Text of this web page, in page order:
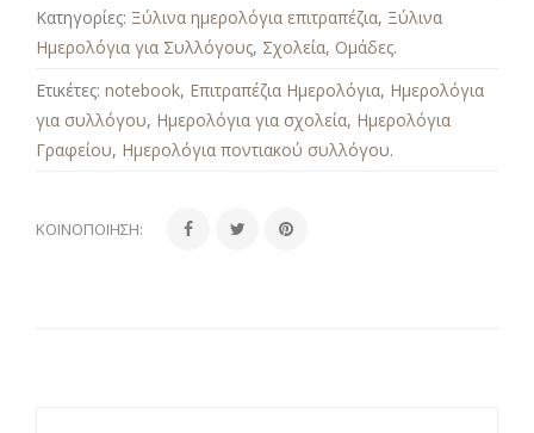
Κατηγορίες: Ξύλινα ημερολόγια επιτραπέζια, Ξύλινα
Ημερολόγια για Συλλόγους, Σχολεία, Ομάδες.
Ετικέτες: notebook, Επιτραπέζια Ημερολόγια, Ημερολόγια
για συλλόγου, Ημερολόγια για σχολεία, Ημερολόγια
Γραφείου, Ημερολόγια ποντιακού συλλόγου.
ΚΟΙΝΟΠΟΊΗΣΗ: